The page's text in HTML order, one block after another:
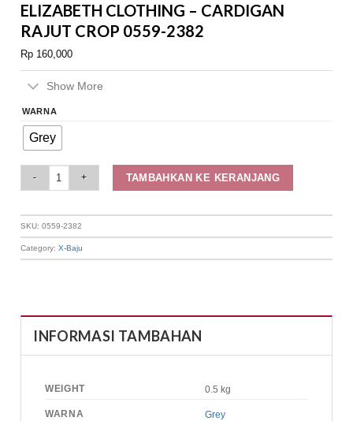
ELIZABETH CLOTHING – CARDIGAN
RAJUT CROP 0559-2382
Rp 160,000
Show More
WARNA
Grey
TAMBAHKAN KE KERANJANG
SKU:0559-2382
Category:X-Baju
INFORMASI TAMBAHAN
WEIGHT 0.5 kg
WARNA Grey